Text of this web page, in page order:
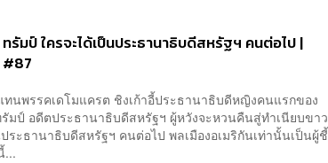
รัมป์ ใครจะได้เป็นประธานาธิบดีสหรัฐฯ คนต่อไป |
#87
นพรรคเดโมแครต ชิงเก้าอี้ประธานาธิบดีหญิงคนแรกของ
มป์ อดีตประธานาธิบดีสหรัฐฯ ผู้หวังจะหวนคืนสู่ทำเนียบขาว
ระธานาธิบดีสหรัฐฯ คนต่อไป พลเมืองอเมริกันเท่านั้นเป็นผู้ชี้
...